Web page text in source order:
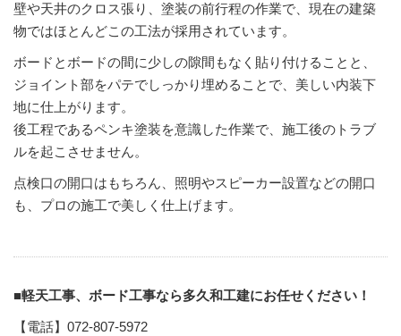
壁や天井のクロス張り、塗装の前行程の作業で、現在の建築
物ではほとんどこの工法が採用されています。
ボードとボードの間に少しの隙間もなく貼り付けることと、
ジョイント部をパテでしっかり埋めることで、美しい内装下
地に仕上がります。
後工程であるペンキ塗装を意識した作業で、施工後のトラブ
ルを起こさせません。
点検口の開口はもちろん、照明やスピーカー設置などの開口
も、プロの施工で美しく仕上げます。
■軽天工事、ボード工事なら多久和工建にお任せください！
【電話】072-807-5972